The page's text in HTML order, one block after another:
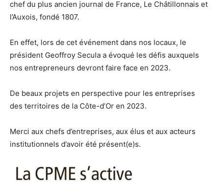
chef du plus ancien journal de France, Le Châtillonnais et
l’Auxois, fondé 1807.
En effet, lors de cet événement dans nos locaux, le
président Geoffroy Secula a évoqué les défis auxquels
nos entrepreneurs devront faire face en 2023.
De beaux projets en perspective pour les entreprises
des territoires de la Côte-d’Or en 2023.
Merci aux chefs d’entreprises, aux élus et aux acteurs
institutionnels d’avoir été présent(e)s.